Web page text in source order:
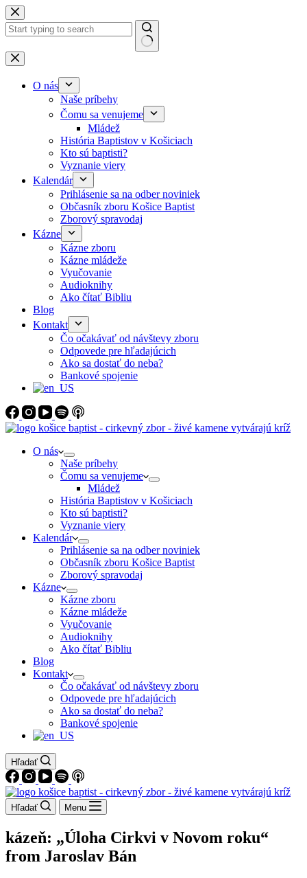
Skip to content
No results
O nás
Naše príbehy
Čomu sa venujeme
Mládež
História Baptistov v Košiciach
Kto sú baptisti?
Vyznanie viery
Kalendár
Prihlásenie sa na odber noviniek
Občasník zboru Košice Baptist
Zborový spravodaj
Kázne
Kázne zboru
Kázne mládeže
Vyučovanie
Audioknihy
Ako čítať Bibliu
Blog
Kontakt
Čo očakávať od návštevy zboru
Odpovede pre hľadajúcich
Ako sa dostať do neba?
Bankové spojenie
O nás
Naše príbehy
Čomu sa venujeme
Mládež
História Baptistov v Košiciach
Kto sú baptisti?
Vyznanie viery
Kalendár
Prihlásenie sa na odber noviniek
Občasník zboru Košice Baptist
Zborový spravodaj
Kázne
Kázne zboru
Kázne mládeže
Vyučovanie
Audioknihy
Ako čítať Bibliu
Blog
Kontakt
Čo očakávať od návštevy zboru
Odpovede pre hľadajúcich
Ako sa dostať do neba?
Bankové spojenie
Hľadať
Hľadať Menu
kázeň: „Úloha Cirkvi v Novom roku“
from Jaroslav Bán